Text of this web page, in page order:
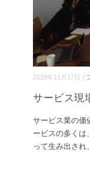
2018年11月17日 |
サービス現
サービス業の価
ービスの多くは
って生み出され